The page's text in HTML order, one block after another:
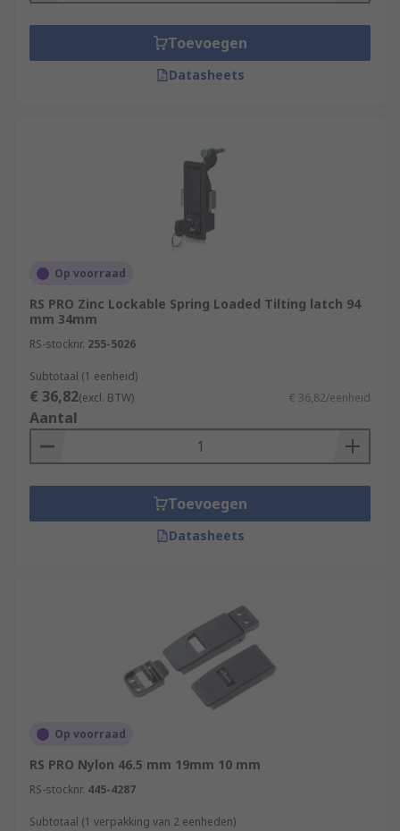
Toevoegen
Datasheets
Op voorraad
RS PRO Zinc Lockable Spring Loaded Tilting latch 94
mm 34mm
RS-stocknr. 255-5026
Subtotaal (1 eenheid)
€ 36,82(excl. BTW) € 36,82/eenheid
Aantal
Toevoegen
Datasheets
Op voorraad
RS PRO Nylon 46.5 mm 19mm 10 mm
RS-stocknr. 445-4287
Subtotaal (1 verpakking van 2 eenheden)